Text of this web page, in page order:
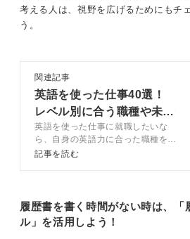
外資やグローバル職種では90〜
で英語を使う土台がある」とみなさ
に90点以上になると、会議やメー
できる水準として評価が高まります
外資系や海外駐在に直結する職種
点前後が一つのラインになります
けで合否が決まるわけではありませ
「TOEICは高くないけれどTOEFL
勢も十分アピールポイントになり
考える人は、視野を広げるためにもチ
う。
関連記事
英語を使った仕事40選！
レベル別に合う職種や未経
験で就職するコツ
英語を使った仕事に就職したいな
ら、自身の英語力に合った職種を見
つけることが重要です。この記事で
準備方法も解説するので、就活前に
目を通しておきましょう。
記事を読む
履歴書を書く時間がない時は、「
ル」を活用しよう！